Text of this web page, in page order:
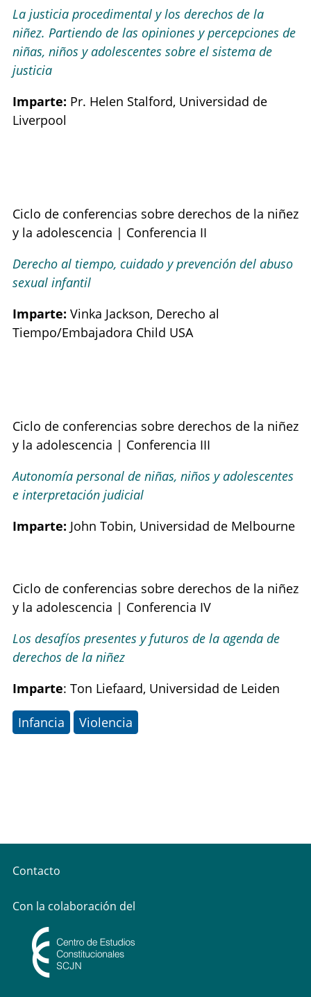
La justicia procedimental y los derechos de la
niñez. Partiendo de las opiniones y percepciones de
niñas, niños y adolescentes sobre el sistema de
justicia
Imparte: Pr. Helen Stalford, Universidad de
Liverpool
Ciclo de conferencias sobre derechos de la niñez
y la adolescencia | Conferencia II
Derecho al tiempo, cuidado y prevención del abuso
sexual infantil
Imparte: Vinka Jackson, Derecho al
Tiempo/Embajadora Child USA
Ciclo de conferencias sobre derechos de la niñez
y la adolescencia | Conferencia III
Autonomía personal de niñas, niños y adolescentes
e interpretación judicial
Imparte: John Tobin, Universidad de Melbourne
Ciclo de conferencias sobre derechos de la niñez
y la adolescencia | Conferencia IV
Los desafíos presentes y futuros de la agenda de
derechos de la niñez
Imparte: Ton Liefaard, Universidad de Leiden
Infancia Violencia
Contacto
Con la colaboración del